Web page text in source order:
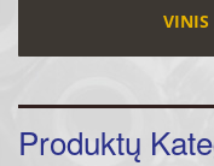
VINIS
Produktų